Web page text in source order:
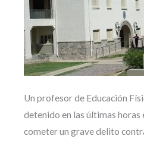
Un profesor de Educación
detenido en las últimas horas
cometer un grave delito